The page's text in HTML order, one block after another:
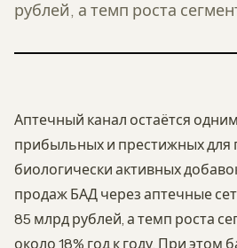
рублей, а темп роста
Аптечный канал остаётся
прибыльных и престижных для
биологически активных
продаж БАД через аптечные
85 млрд рублей, а темп роста
около 18% год к году. При этом